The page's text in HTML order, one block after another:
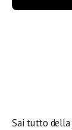
Sai tutto della